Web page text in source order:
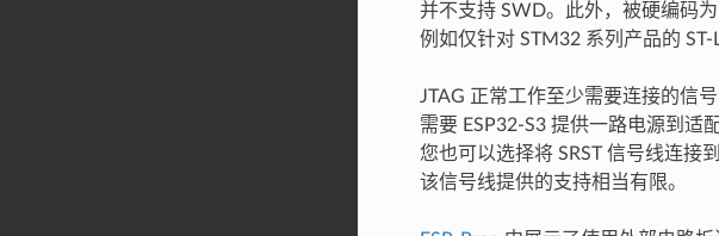
并不支持 SWD。此外，被硬编码
例如仅针对 STM32 系列产品的 ST-
JTAG 正常工作至少需要连接的信
需要 ESP32-S3 提供一路电源到适
您也可以选择将 SRST 信号线连接
该信号线提供的支持相当有限。